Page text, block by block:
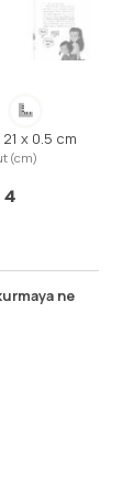
21 x 0.5 cm
(cm)
4
ne